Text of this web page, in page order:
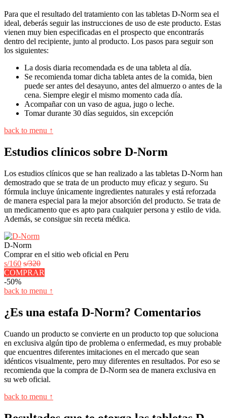
Para que el resultado del tratamiento con las tabletas D-Norm sea el
ideal, deberás seguir las instrucciones de uso de este producto. Estas
vienen muy bien especificadas en el prospecto que encontrarás
dentro del recipiente, junto al producto. Los pasos para seguir son
los siguientes:
La dosis diaria recomendada es de una tableta al día.
Se recomienda tomar dicha tableta antes de la comida, bien
puede ser antes del desayuno, antes del almuerzo o antes de la
cena. Siempre elegir el mismo momento cada día.
Acompañar con un vaso de agua, jugo o leche.
Tomar durante 30 días seguidos, sin excepción
back to menu ↑
Estudios clínicos sobre D-Norm
Los estudios clínicos que se han realizado a las tabletas D-Norm han
demostrado que se trata de un producto muy eficaz y seguro. Su
fórmula incluye únicamente ingredientes naturales y está reforzada
de manera especial para la mejor absorción del producto. Se trata de
un medicamento que es apto para cualquier persona y estilo de vida.
Además, se consigue sin receta médica.
D-Norm
Comprar en el sitio web oficial en Peru
s/160 s/320
COMPRAR
-50%
back to menu ↑
¿Es una estafa D-Norm? Comentarios
Cuando un producto se convierte en un producto top que soluciona
en exclusiva algún tipo de problema o enfermedad, es muy probable
que encuentres diferentes imitaciones en el mercado que sean
idénticos visualmente, pero muy diferentes en resultados. Por eso se
recomienda que la compra de D-Norm sea de manera exclusiva en
su web oficial.
back to menu ↑